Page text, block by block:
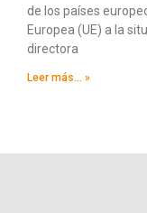
de los países
Europea (UE) a la
directora
Leer más... »